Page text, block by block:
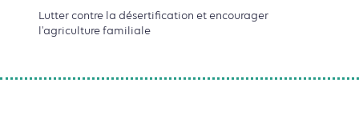
Lutter contre la désertification et encourager
l'agriculture familiale